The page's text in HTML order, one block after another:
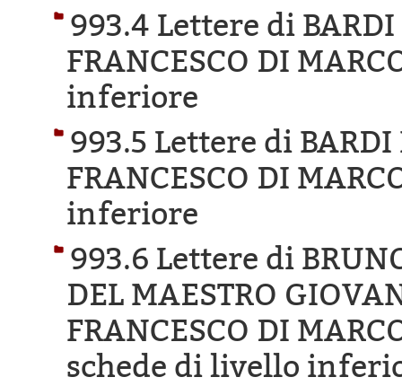
993.4 Lettere di BARDI
FRANCESCO DI
inferiore
993.5 Lettere di BARDI
FRANCESCO DI
inferiore
993.6 Lettere di
DEL MAESTRO
FRANCESCO DI
schede di livello